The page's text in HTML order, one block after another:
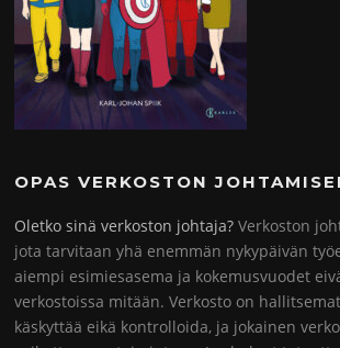
OPAS VERKOSTON
Oletko sinä verkoston johtaja? Verkoston
jota tarvitaan yhä enemmän nykypäivän
aiempi esimiesasema ja kokemusvuodet
verkostoissa mitään. Verkosto on
käskyttää eikä kontrolloida, ja jokainen